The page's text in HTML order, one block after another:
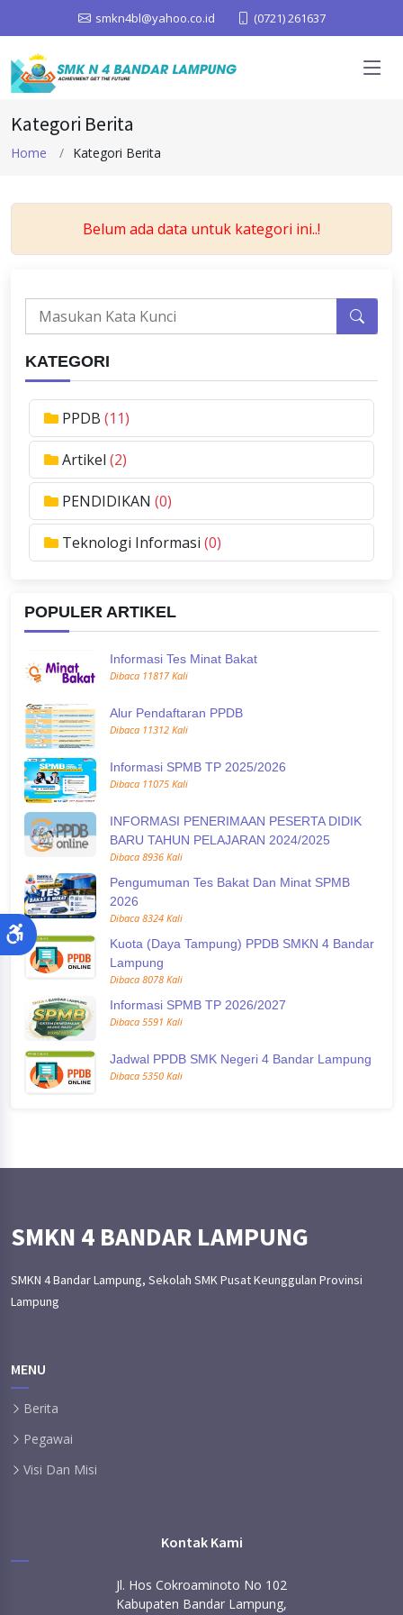
smkn4bl@yahoo.co.id (0721) 261637
Kategori Berita
Home Kategori Berita
Belum ada data untuk kategori ini..!
KATEGORI
PPDB (11)
Artikel (2)
PENDIDIKAN (0)
Teknologi Informasi (0)
POPULER ARTIKEL
Informasi Tes Minat Bakat
Dibaca 11817 Kali
Alur Pendaftaran PPDB
Dibaca 11312 Kali
Informasi SPMB TP 2025/2026
Dibaca 11075 Kali
INFORMASI PENERIMAAN PESERTA DIDIK
BARU TAHUN PELAJARAN 2024/2025
Dibaca 8936 Kali
Pengumuman Tes Bakat Dan Minat SPMB
2026
Dibaca 8324 Kali
Kuota (Daya Tampung) PPDB SMKN 4 Bandar
Lampung
Dibaca 8078 Kali
Informasi SPMB TP 2026/2027
Dibaca 5591 Kali
Jadwal PPDB SMK Negeri 4 Bandar Lampung
Dibaca 5350 Kali
SMKN 4 BANDAR LAMPUNG
SMKN 4 Bandar Lampung, Sekolah SMK Pusat Keunggulan Provinsi
Lampung
MENU
Berita
Pegawai
Visi Dan Misi
Kontak Kami
Jl. Hos Cokroaminoto No 102
Kabupaten Bandar Lampung,